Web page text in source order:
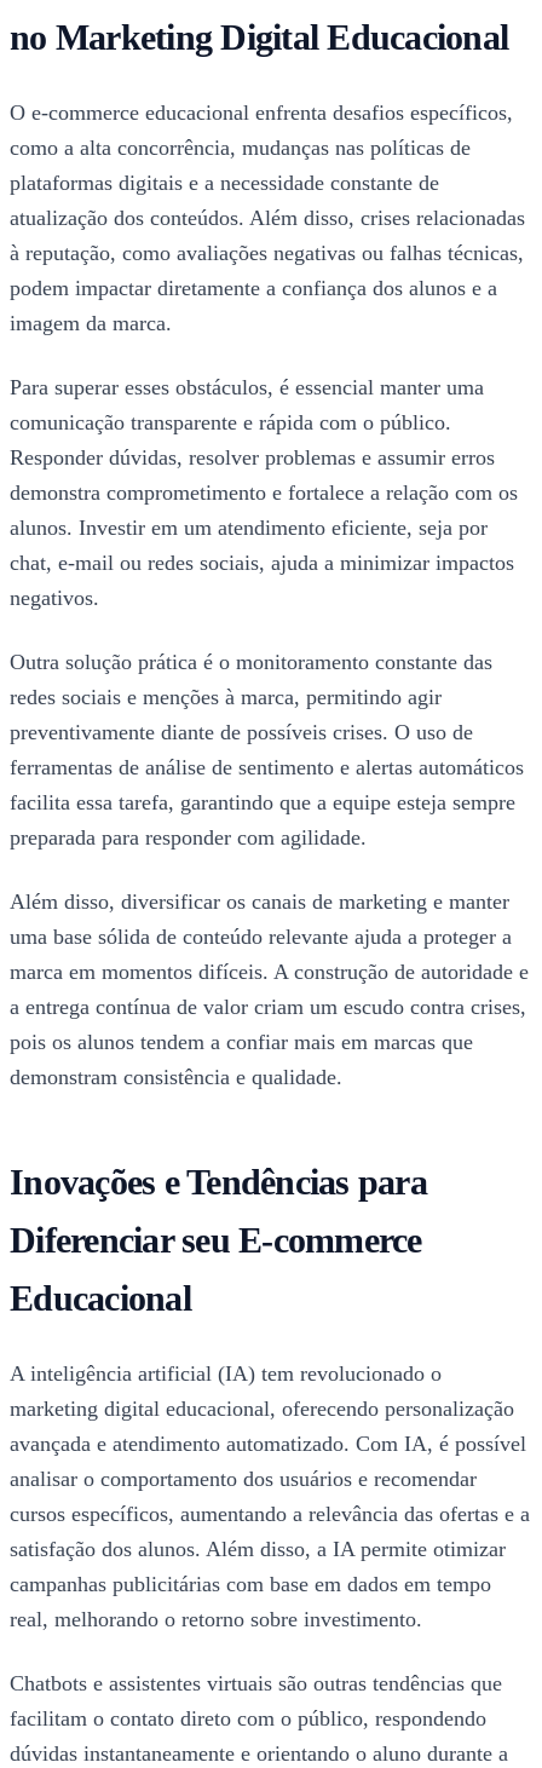
no Marketing Digital Educacional
O e-commerce educacional enfrenta desafios específicos,
como a alta concorrência, mudanças nas políticas de
plataformas digitais e a necessidade constante de
atualização dos conteúdos. Além disso, crises relacionadas
à reputação, como avaliações negativas ou falhas técnicas,
podem impactar diretamente a confiança dos alunos e a
imagem da marca.
Para superar esses obstáculos, é essencial manter uma
comunicação transparente e rápida com o público.
Responder dúvidas, resolver problemas e assumir erros
demonstra comprometimento e fortalece a relação com os
alunos. Investir em um atendimento eficiente, seja por
chat, e-mail ou redes sociais, ajuda a minimizar impactos
negativos.
Outra solução prática é o monitoramento constante das
redes sociais e menções à marca, permitindo agir
preventivamente diante de possíveis crises. O uso de
ferramentas de análise de sentimento e alertas automáticos
facilita essa tarefa, garantindo que a equipe esteja sempre
preparada para responder com agilidade.
Além disso, diversificar os canais de marketing e manter
uma base sólida de conteúdo relevante ajuda a proteger a
marca em momentos difíceis. A construção de autoridade e
a entrega contínua de valor criam um escudo contra crises,
pois os alunos tendem a confiar mais em marcas que
demonstram consistência e qualidade.
Inovações e Tendências para
Diferenciar seu E-commerce
Educacional
A inteligência artificial (IA) tem revolucionado o
marketing digital educacional, oferecendo personalização
avançada e atendimento automatizado. Com IA, é possível
analisar o comportamento dos usuários e recomendar
cursos específicos, aumentando a relevância das ofertas e a
satisfação dos alunos. Além disso, a IA permite otimizar
campanhas publicitárias com base em dados em tempo
real, melhorando o retorno sobre investimento.
Chatbots e assistentes virtuais são outras tendências que
facilitam o contato direto com o público, respondendo
dúvidas instantaneamente e orientando o aluno durante a